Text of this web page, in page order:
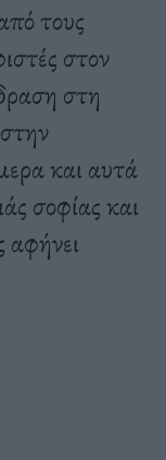
τους
στον
στη
και αυτά
σοφίας και
αφήνει